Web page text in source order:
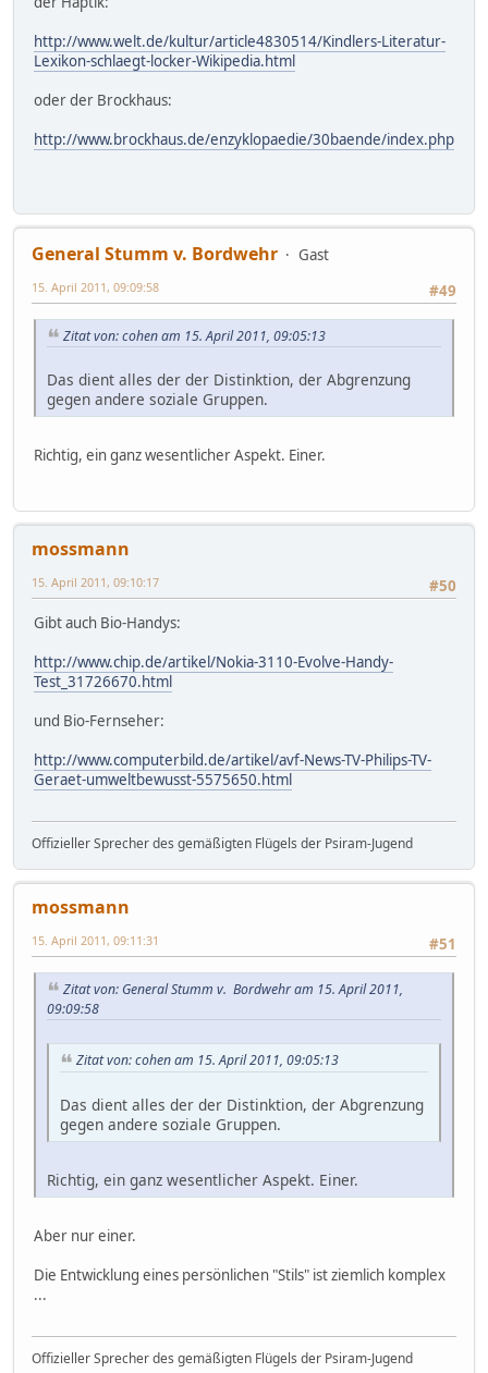
http://www.welt.de/kultur/article4830514/Kindlers-Literatur-
Lexikon-schlaegt-locker-Wikipedia.html
oder der Brockhaus:
http://www.brockhaus.de/enzyklopaedie/30baende/index.php
General Stumm v. Bordwehr
Gast
#49
15. April 2011, 09:09:58
Zitat von: cohen am 15. April 2011, 09:05:13
Das dient alles der der Distinktion, der Abgrenzung
gegen andere soziale Gruppen.
Richtig, ein ganz wesentlicher Aspekt. Einer.
mossmann
#50
15. April 2011, 09:10:17
Gibt auch Bio-Handys:
http://www.chip.de/artikel/Nokia-3110-Evolve-Handy-
Test_31726670.html
und Bio-Fernseher:
http://www.computerbild.de/artikel/avf-News-TV-Philips-TV-
Geraet-umweltbewusst-5575650.html
Offizieller Sprecher des gemäßigten Flügels der Psiram-Jugend
mossmann
#51
15. April 2011, 09:11:31
Zitat von: General Stumm v. Bordwehr am 15. April 2011,
09:09:58
Zitat von: cohen am 15. April 2011, 09:05:13
Das dient alles der der Distinktion, der Abgrenzung
gegen andere soziale Gruppen.
Richtig, ein ganz wesentlicher Aspekt. Einer.
Aber nur einer.
Die Entwicklung eines persönlichen "Stils" ist ziemlich komplex
...
Offizieller Sprecher des gemäßigten Flügels der Psiram-Jugend